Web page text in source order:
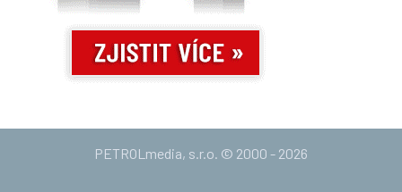
PETROLmedia, s.r.o. © 2000 - 2026